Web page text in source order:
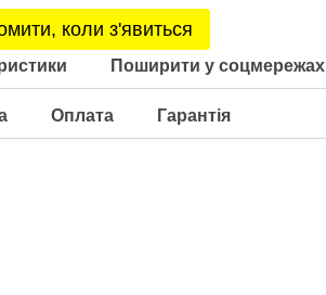
коли з'явиться
Поширити у соцмережах
Оплата Гарантія